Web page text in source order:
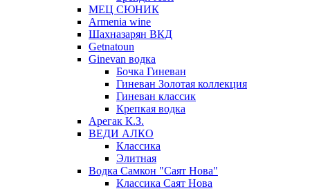
МЕЦ СЮНИК
Armenia wine
Шахназарян ВКД
Getnatoun
Ginevan водка
Бочка Гиневан
Гиневан Золотая коллекция
Гиневан классик
Крепкая водка
Арегак К.З.
ВЕДИ АЛКО
Классика
Элитная
Водка Самкон "Саят Нова"
Классика Саят Нова